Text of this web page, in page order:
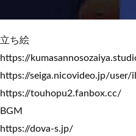
立ち絵
https://
https://seiga.nicovideo.jp/
https://touhopu2.fanbox.cc/
BGM
https://dova-s.jp/